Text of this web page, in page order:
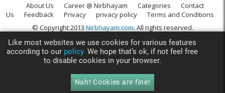
About Us Career @ Nirbhayam Categories
Contact
Us
Feedback Privacy privacy policy
Terms and Conditions
© Copyright 2013Nirbhayam.com. All rights reserved.
Like most websites we use cookies for various features
according to our policy. We hope that’s ok, if not feel free
to disable cookies in your browser.
Nah! Cookies are fine!